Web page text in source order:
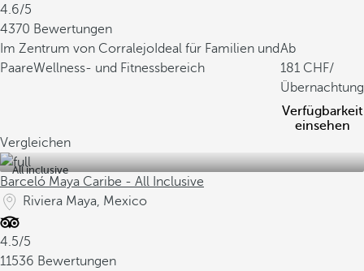
4.6/5
4370 Bewertungen
Im Zentrum von Corralejo Ideal für Familien und
PaareWellness- und Fitnessbereich
Ab
181
/
Übernachtung
Verfügbarkeit
einsehen
Vergleichen
All inclusive
Barceló Maya Caribe - All Inclusive
Riviera Maya, Mexico
4.5/5
11536 Bewertungen